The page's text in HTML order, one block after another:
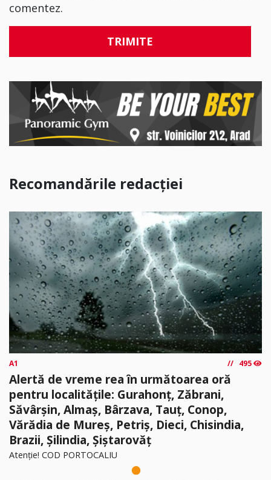
comentez.
Recomandările redacției
A1 495
Alertă de vreme rea în următoarea oră
pentru localitățile: Gurahonț, Zăbrani,
Săvârșin, Almaș, Bârzava, Tauț, Conop,
Vărădia de Mureș, Petriș, Dieci, Chisindia,
Brazii, Șilindia, Șiștarovăț
Atenție! COD PORTOCALIU